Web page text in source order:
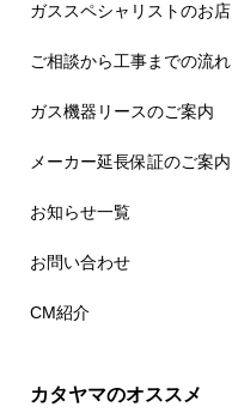
ガススペシャリストのお店
ご相談から工事までの流れ
ガス機器リースのご案内
メーカー延長保証のご案内
お知らせ一覧
お問い合わせ
CM紹介
カタヤマのオススメ